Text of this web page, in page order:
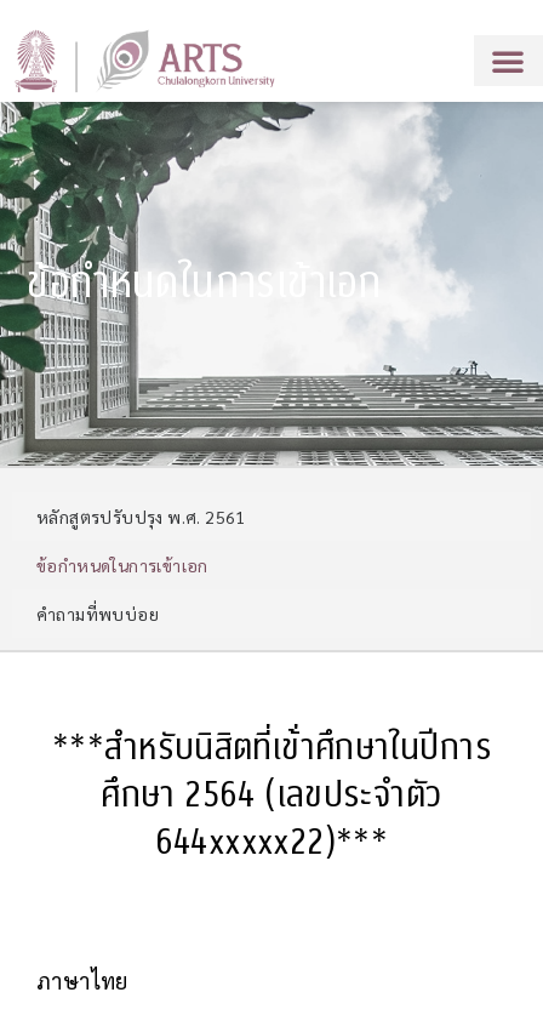
ข้อกำหนดในการเข้าเอก
หลักสูตรปรับปรุง พ.ศ. 2561
ข้อกำหนดในการเข้าเอก
คำถามที่พบบ่อย
***สําหรับนิสิตที่เข้่าศึกษาในปีการ
ศึกษา 2564 (เลขประจําตัว
644xxxxx22)***
ภาษาไทย